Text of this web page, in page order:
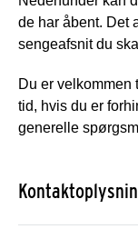
de har åbent. Det
sengeafsnit du
Du er
tid, hvis du er
generelle